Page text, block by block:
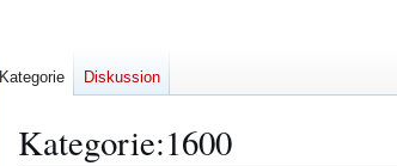
Kategorie:1600
Kategorie Diskussion